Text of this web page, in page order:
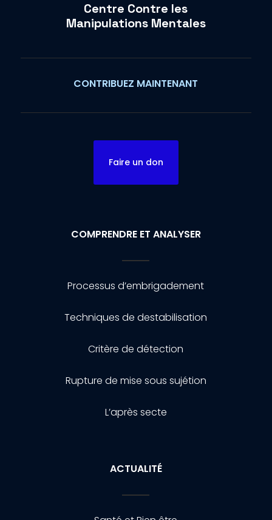
Centre Contre les
Manipulations Mentales
CONTRIBUEZ MAINTENANT
Faire un don
COMPRENDRE ET ANALYSER
Processus d’embrigadement
Techniques de destabilisation
Critère de détection
Rupture de mise sous sujétion
L’après secte
ACTUALITÉ